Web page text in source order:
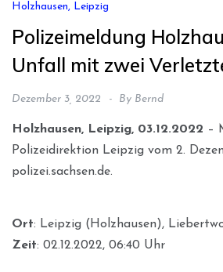
Holzhausen, Leipzig
Polizeimeldung
Unfall mit zwei
Dezember 3, 2022 By Bernd
Holzhausen, Leipzig, 03.12.2022 –
Polizeidirektion Leipzig vom 2.
polizei.sachsen.de.
Ort: Leipzig (Holzhausen),
Zeit: 02.12.2022, 06:40 Uhr